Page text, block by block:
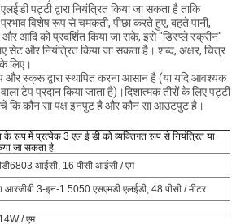
पट्टी द्वारा नियंत्रित किया जा सकता है ताकि
विशेष रूप से चमकती, पीछा करते हुए, बहते पानी,
और आदि को प्रदर्शित किया जा सके, इसे "डिस्प्ले स्क्रीन"
और नियंत्रित किया जा सकता है। शब्द, अक्षर, चित्र
लिए।
और स्क्रू द्वारा स्थापित करना आसान है (या यदि आवश्यक
टेप प्रदान किया जाता है)।दिशात्मक तीरों के लिए पट्टी
कि कौन सा पक्ष इनपुट है और कौन सा आउटपुट है।
के रूप में प्रत्येक 3 एल ई डी को व्यक्तिगत रूप से नियंत्रित या
जा सकता है
आईसी, 16 पीसी आईसी / एम
आरजीबी 3-इन-1 5050 एसएमडी एलईडी, 48 पीसी / मीटर
/ एम